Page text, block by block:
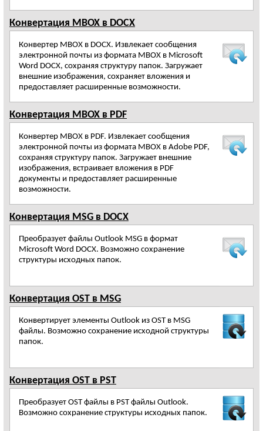
Конвертация MBOX в DOCX
Конвертер MBOX в DOCX. Извлекает сообщения
электронной почты из формата MBOX в Microsoft
Word DOCX, сохраняя структуру папок. Загружает
внешние изображения, сохраняет вложения и
предоставляет расширенные возможности.
Конвертация MBOX в PDF
Конвертер MBOX в PDF. Извлекает сообщения
электронной почты из формата MBOX в Adobe PDF,
сохраняя структуру папок. Загружает внешние
изображения, встраивает вложения в PDF
документы и предоставляет расширенные
возможности.
Конвертация MSG в DOCX
Преобразует файлы Outlook MSG в формат
Microsoft Word DOCX. Возможно сохранение
структуры исходных папок.
Конвертация OST в MSG
Конвертирует элементы Outlook из OST в MSG
файлы. Возможно сохранение исходной структуры
папок.
Конвертация OST в PST
Преобразует OST файлы в PST файлы Outlook.
Возможно сохранение структуры исходных папок.